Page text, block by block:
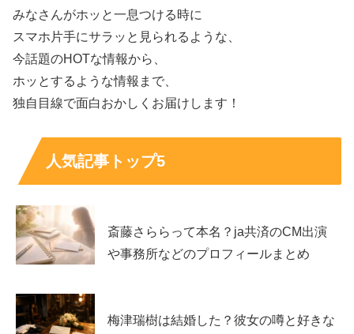
みなさんがホッと一息つける時に
スマホ片手にサラッと見られるような、
今話題のHOTな情報から、
ホッとするような情報まで、
独自目線で面白おかしくお届けします！
人気記事トップ5
斎藤さららって本名？ja共済のCM出演
や事務所などのプロフィールまとめ
梅津瑞樹は結婚した？彼女の噂と好きな